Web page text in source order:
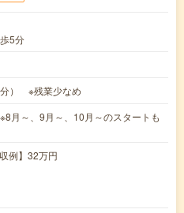
5分
） ※残業少なめ
月～、9月～、10月～のスタートも
例】32万円